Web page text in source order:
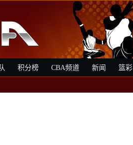
积分榜 CBA频道 新闻 篮彩